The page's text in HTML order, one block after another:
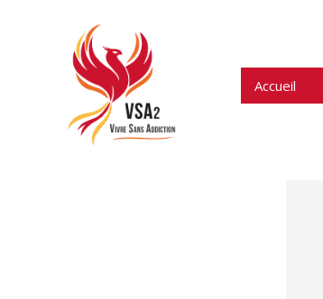
Accueil